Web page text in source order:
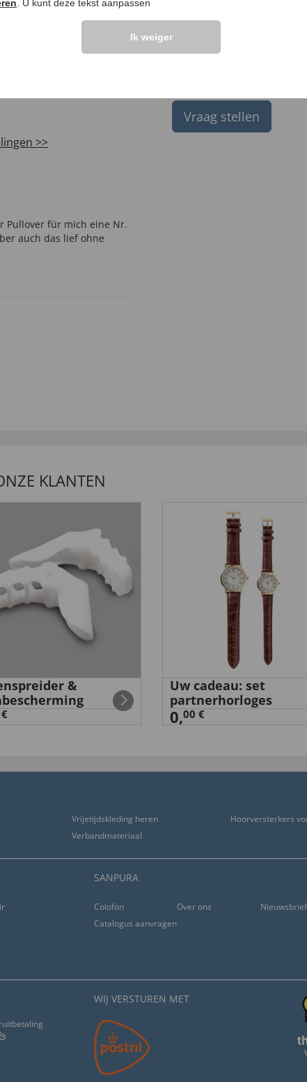
ZEGGEN
>>
Pullover für mich eine Nr.
auch das lief ohne
Vraag stellen
KLANTEN
&
Uw cadeau: set
partnerhorloges
0,00 €
Vrijetijdskleding heren Hoorversterkers
Verbandmateriaal
SANPURA
Colofon Over ons
Nieuwsbrief
Catalogus aanvragen
WIJ VERSTUREN MET
. U kunt deze tekst aanpassen
Ik weiger